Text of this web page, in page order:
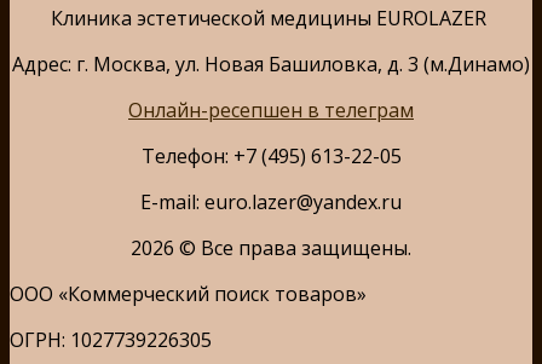
Клиника эстетической медицины EUROLAZER
Адрес: г. Москва, ул. Новая Башиловка, д. 3 (м.Динамо)
Онлайн-ресепшен в телеграм
Телефон: +7 (495) 613-22-05
E-mail: euro.lazer@yandex.ru
2026 © Все права защищены.
ООО «Коммерческий поиск товаров»
ОГРН: 1027739226305